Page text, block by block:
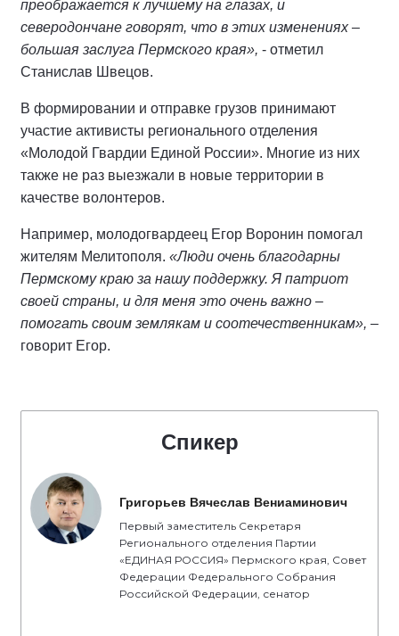
преображается к лучшему на глазах, и
северодончане говорят, что в этих изменениях –
большая заслуга Пермского края», - отметил
Станислав Швецов.
В формировании и отправке грузов принимают
участие активисты регионального отделения
«Молодой Гвардии Единой России». Многие из них
также не раз выезжали в новые территории в
качестве волонтеров.
Например, молодогвардеец Егор Воронин помогал
жителям Мелитополя. «Люди очень благодарны
Пермскому краю за нашу поддержку. Я патриот
своей страны, и для меня это очень важно –
помогать своим землякам и соотечественникам», –
говорит Егор.
Спикер
Григорьев Вячеслав Вениаминович
Первый заместитель Секретаря
Регионального отделения Партии
«ЕДИНАЯ РОССИЯ» Пермского края, Совет
Федерации Федерального Собрания
Российской Федерации, сенатор